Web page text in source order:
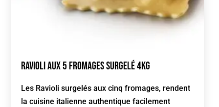
Ravioli aux 5 fromages Surgelé 4kg
Les Ravioli surgelés aux cinq fromages, rendent
la cuisine italienne authentique facilement